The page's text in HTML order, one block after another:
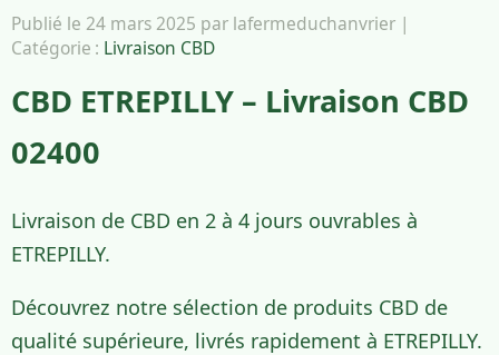
Publié le 24 mars 2025 par lafermeduchanvrier |
Catégorie : Livraison CBD
CBD ETREPILLY – Livraison CBD
02400
Livraison de CBD en 2 à 4 jours ouvrables à
ETREPILLY.
Découvrez notre sélection de produits CBD de
qualité supérieure, livrés rapidement à ETREPILLY.